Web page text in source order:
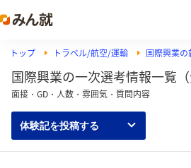
トップ トラベル/航空/運輸 国際興業の
国際興業の一次選考情報一覧（
面接・GD・人数・雰囲気・質問内容
体験記を投稿する